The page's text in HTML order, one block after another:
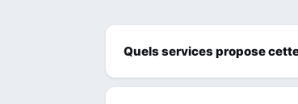
Quels services propose